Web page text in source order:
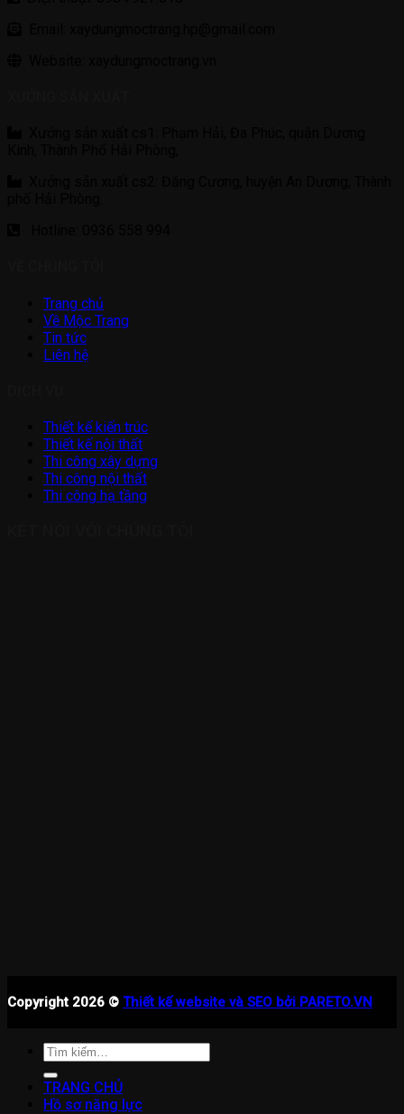
Trang chủ
Về Mộc Trang
Tin tức
Liên hệ
Thiết kế kiến trúc
Thiết kế nội thất
Thi công xây dựng
Thi công nội thất
Thi công hạ tầng
Copyright 2026 © Thiết kế website và SEO bởi PARETO.VN
Tìm
kiếm:
TRANG CHỦ
Hồ sơ năng lực